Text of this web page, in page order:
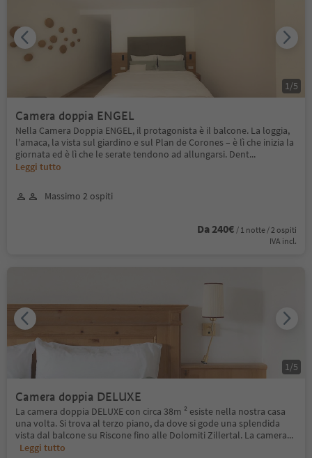
Camera doppia ENGEL
Nella Camera Doppia ENGEL, il protagonista è il balcone. La loggia,
l'amaca, la vista sul giardino e sul Plan de Corones – è lì che inizia la
giornata ed è lì che le serate tendono ad allungarsi. Dent...
Leggi tutto
Massimo 2 ospiti
Da 240€ / 1 notte / 2 ospiti
IVA incl.
1/5
Camera doppia DELUXE
La camera doppia DELUXE con circa 38m ² esiste nella nostra casa
una volta. Si trova al terzo piano, da dove si gode una splendida
vista dal balcone su Riscone fino alle Dolomiti Zillertal. La camera...
Leggi tutto
1/5